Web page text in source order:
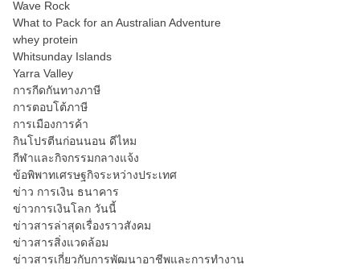
Wave Rock
What to Pack for an Australian Adventure
whey protein
Whitsunday Islands
Yarra Valley
การกีดกันทางภาษี
การตอบโต้ภาษี
การเมืองการค้า
กินโปรตีนก่อนนอน ดีไหม
กีฬาและกิจกรรมกลางแจ้ง
ข้อพิพาทเศรษฐกิจระหว่างประเทศ
ข่าว การเงิน ธนาคาร
ข่าวการเงินโลก วันนี้
ข่าวสารล่าสุดเรื่องราวสังคม
ข่าวสารสิ่งแวดล้อม
ข่าวสารเกี่ยวกับการพัฒนาอาชีพและการทำงาน